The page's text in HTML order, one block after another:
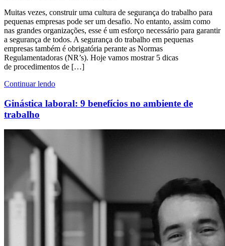
Muitas vezes, construir uma cultura de segurança do trabalho para
pequenas empresas pode ser um desafio. No entanto, assim como
nas grandes organizações, esse é um esforço necessário para garantir
a segurança de todos. A segurança do trabalho em pequenas
empresas também é obrigatória perante as Normas
Regulamentadoras (NR’s). Hoje vamos mostrar 5 dicas
de procedimentos de […]
Continuar lendo
Ginástica laboral: 9 benefícios no ambiente de
trabalho